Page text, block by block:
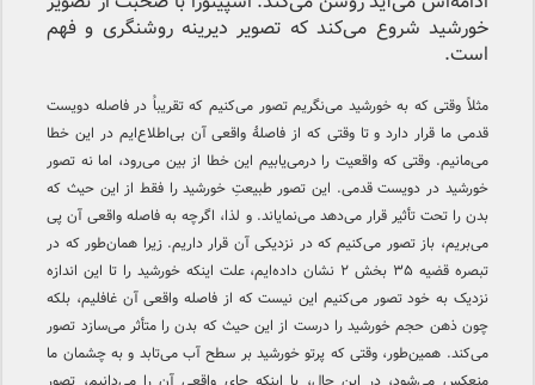
خورشید شروع می‌کند که تصویر دیرینه روشنگری و فهم
است.
مثلاً وقتی که به خورشید می‌نگریم تصور می‌کنیم که تقریباُ در فاصله دویست
قدمی ما قرار دارد و تا وقتی که از فاصلهٔ واقعی آن بی‌اطلاع‌ایم در این خطا
می‌مانیم. وقتی که واقعیت را درمی‌یابیم این خطا از بین می‌رود،‌ اما نه تصور
خورشید در دویست قدمی. این تصور طبیعتِ خورشید را فقط از این حیث که
بدن را تحت تأثیر قرار می‌دهد می‌نمایاند. و لذا، اگرچه به فاصله واقعی آن پی
می‌بریم، باز تصور می‌کنیم که در نزدیکی آن قرار داریم. زیرا همان‌طور که در
تبصره قضیه ۳۵ بخش ۲ نشان داده‌ایم، علت اینکه خورشید را تا این اندازه
نزدیک به خود تصور می‌کنیم این نیست که از فاصله واقعی آن غافلیم، بلکه
چون ذهن حجم خورشید را درست از این حیث که بدن را متأثر می‌سازد تصور
می‌کند. همین‌طور، وقتی که پرتو خورشید بر سطح آب می‌تابد و به‌ چشمان ما